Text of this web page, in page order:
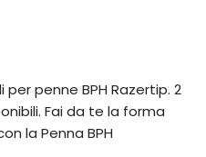
penne BPH Razertip. 2
Fai da te la forma
la Penna BPH